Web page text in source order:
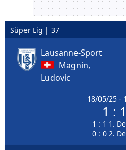
Süper Lig | 37
Lausanne-Sport
Magnin,
Ludovic
18/05/25 -
1 : 1
1 : 1 1.
0 : 0 2.